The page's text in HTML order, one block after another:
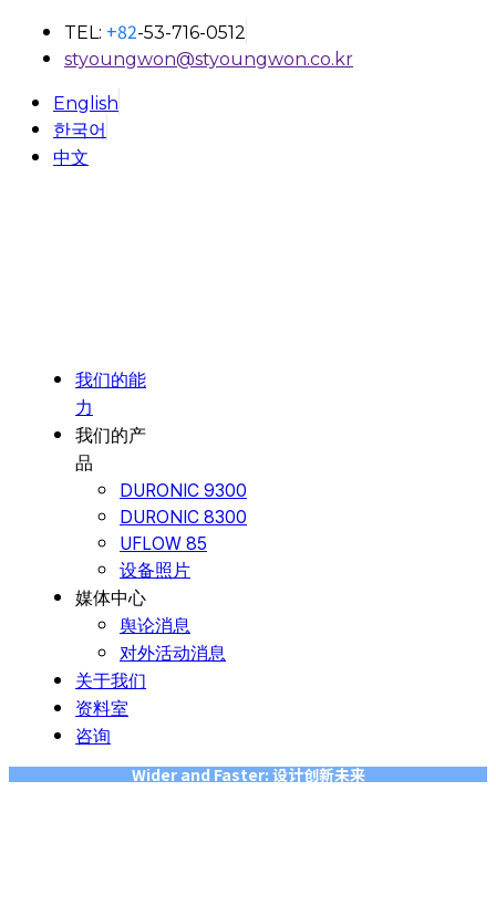
TEL: +82-53-716-0512
styoungwon@styoungwon.co.kr
English
한국어
中文
我们的能
力
我们的产
品
DURONIC 9300
DURONIC 8300
UFLOW 85
设备照片
媒体中心
舆论消息
对外活动消息
关于我们
资料室
咨询
Wider and Faster: 设计创新未来